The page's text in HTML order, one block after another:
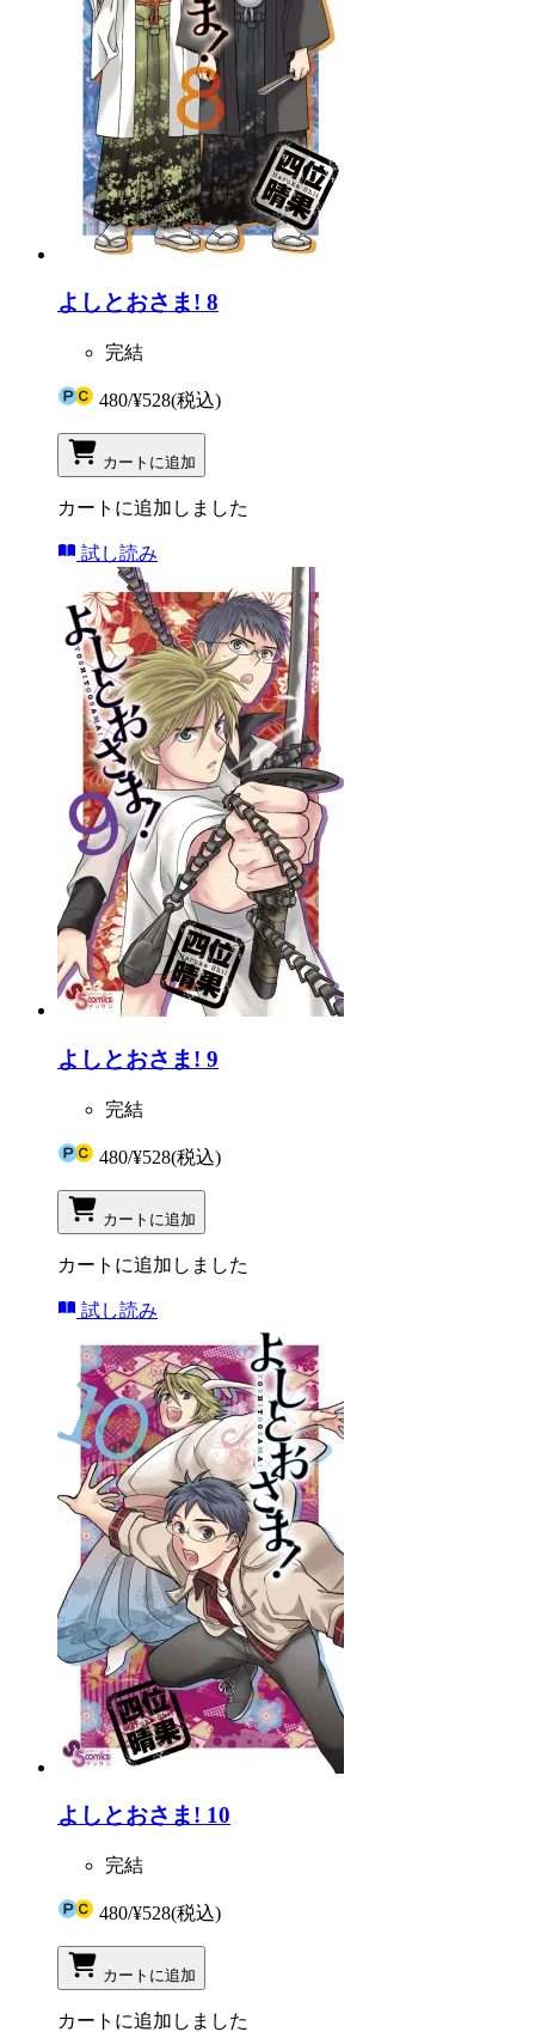
よしとおさま! 8
完結
480/¥528(税込)
カートに追加
カートに追加しました
試し読み
よしとおさま! 9
完結
480/¥528(税込)
カートに追加
カートに追加しました
試し読み
よしとおさま! 10
完結
480/¥528(税込)
カートに追加
カートに追加しました